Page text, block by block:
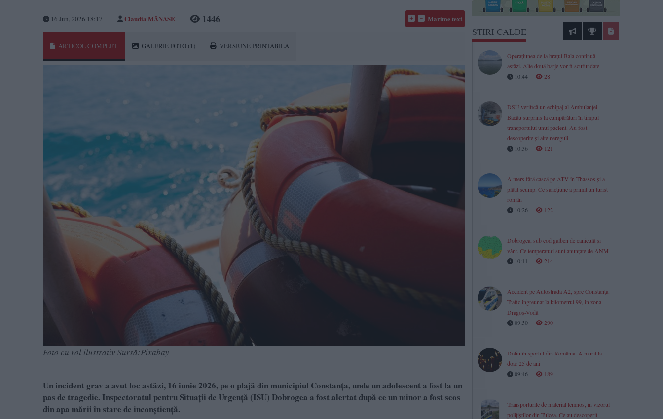
16 Jun, 2026 18:17 Claudia MĂNASE 1446 Marime text
ARTICOL COMPLET GALERIE FOTO (1) VERSIUNE PRINTABILA
Foto cu rol ilustrativ Sursă:Pixabay
Un incident grav a avut loc astăzi, 16 iunie 2026, pe o plajă din municipiul Constanța, unde un adolescent a fost la un
pas de tragedie. Inspectoratul pentru Situații de Urgență (ISU) Dobrogea a fost alertat după ce un minor a fost scos
din apa mării în stare de inconștiență.
STIRI CALDE
Operațiunea de la brațul Bala continuă
astăzi. Alte două barje vor fi scufundate
10:44
28
DSU verifică un echipaj al Ambulanței
Bacău surprins la cumpărături în timpul
transportului unui pacient. Au fost
descoperite și alte nereguli
10:36
121
A mers fără cască pe ATV în Thassos și a
plătit scump. Ce sancțiune a primit un turist
român
10:26
122
Dobrogea, sub cod galben de caniculă și
vânt. Ce temperaturi sunt anunțate de ANM
10:11
214
Accident pe Autostrada A2, spre Constanța.
Trafic îngreunat la kilometrul 99, în zona
Dragoș-Vodă
09:50
290
Doliu în sportul din România. A murit la
doar 25 de ani
09:46
189
Transporturile de material lemnos, în vizorul
polițiștilor din Tulcea. Ce au descoperit